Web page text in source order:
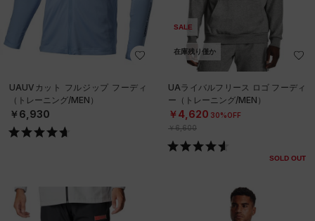
UAUVカット フルジップ フーディ
（トレーニング/MEN）
￥6,930
SALE
在庫残り僅か
UAライバルフリース ロゴ フーディ
ー（トレーニング/MEN）
￥4,620 30%OFF
￥6,600
SOLD OUT